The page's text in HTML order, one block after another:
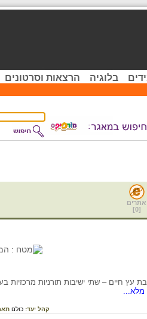
בלוגיה הרצאות וסרטונים
אתרים
[
0
]
עץ חיים – שתי ישיבות תורניות מרכזיות
מלא...
קהל יעד: כולם